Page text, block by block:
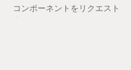
コンポーネントをリクエスト
する